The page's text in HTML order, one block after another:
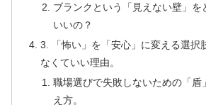
ブランクという「見えない壁」を
いいの？
3. 「怖い」を「安心」に変える選択
なくていい理由。
職場選びで失敗しないための「盾
え方。